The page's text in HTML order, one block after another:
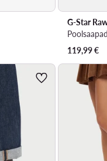
G-Star
119,99€